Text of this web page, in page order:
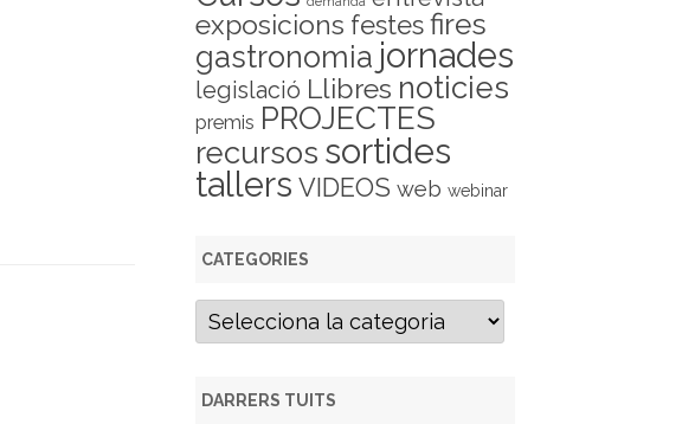
exposicions festes fires
gastronomia jornades
legislació Llibres noticies
premis PROJECTES
recursos sortides
tallers VIDEOS web webinar
CATEGORIES
C
gDARRERS TUITS